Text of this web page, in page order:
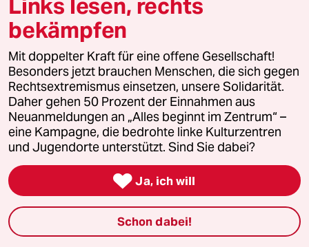
Unterstützen
abo
genossenschaft
taz zahl ich
recherchefonds ausland
panterstiftung
Links lesen, rechts
bekämpfen
Mit doppelter Kraft für eine offene Gesellschaft!
Besonders jetzt brauchen Menschen, die sich gegen
Rechtsextremismus einsetzen, unsere Solidarität.
Daher gehen 50 Prozent der Einnahmen aus
Neuanmeldungen an „Alles beginnt im Zentrum“ –
eine Kampagne, die bedrohte linke Kulturzentren
und Jugendorte unterstützt. Sind Sie dabei?
 Ja, ich will
Schon dabei!